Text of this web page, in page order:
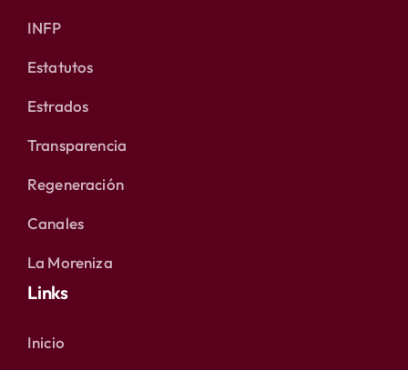
INFP
Estatutos
Estrados
Transparencia
Regeneración
Canales
La Moreniza
Links
Inicio